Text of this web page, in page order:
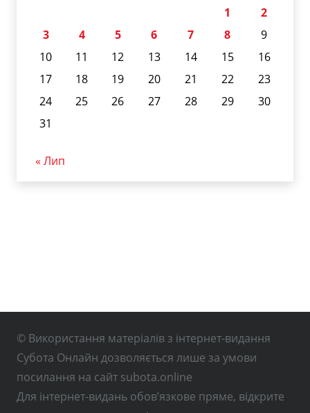
1
2
3
4 5 6 7 8
9
10
11 12 13 14 15
16
17
18 19 20 21 22
23
24
25 26 27 28 29
30
31
« Лип
© Використання матеріалів з інтернет-видання
Субота Онлайн дозволяється лише за умови
посилання на сайт subota.online
Для інтернет-видань обов’язкове пряме, відкрите